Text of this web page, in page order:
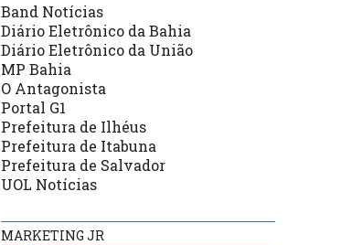
Band Notícias
Diário Eletrônico da Bahia
Diário Eletrônico da União
MP Bahia
O Antagonista
Portal G1
Prefeitura de Ilhéus
Prefeitura de Itabuna
Prefeitura de Salvador
UOL Notícias
MARKETING JR